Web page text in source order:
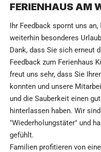
FERIENHAUS AM
Ihr Feedback spornt uns
weiterhin besonderes
Dank, dass Sie sich erneut
Feedback zum Ferienhaus
freut uns sehr, dass Sie
konnten und unsere
und die Sauberkeit einen
hinterlassen haben. Wir
"Wiederholungstäter" und
gefühlt.
Familien profitieren von